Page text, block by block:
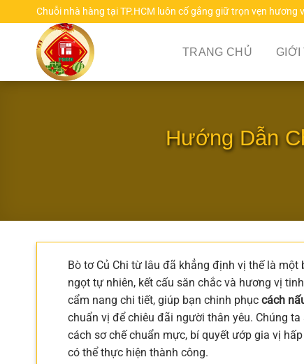
đến
Chuỗi nhà hàng tại TP.HCM luôn cố gắng giữ trọn vẹn hương
TRANG CHỦ GIỚI
Hướng Dẫn
Bò tơ Củ Chi từ lâu đã khẳng định vị thế là
ngọt tự nhiên, kết cấu săn chắc và hương vị
cẩm nang chi tiết, giúp bạn chinh phục cách
chuẩn vị để chiêu đãi người thân yêu. Chúng
cách sơ chế chuẩn mực, bí quyết ướp gia vị
có thể thực hiện thành công.